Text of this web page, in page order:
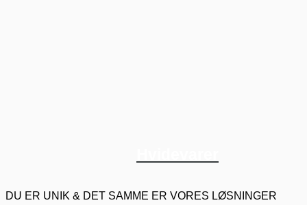
DU ER UNIK & DET SAMME ER VORES LØSNINGER